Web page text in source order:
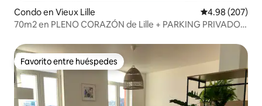
Condo en Vieux Lille Calificación
4.98 (207)
70m2 en PLENO CORAZÓN de Lille + PARKING PRIVADO
Favorito entre huéspedes
Favorito entre huéspedes